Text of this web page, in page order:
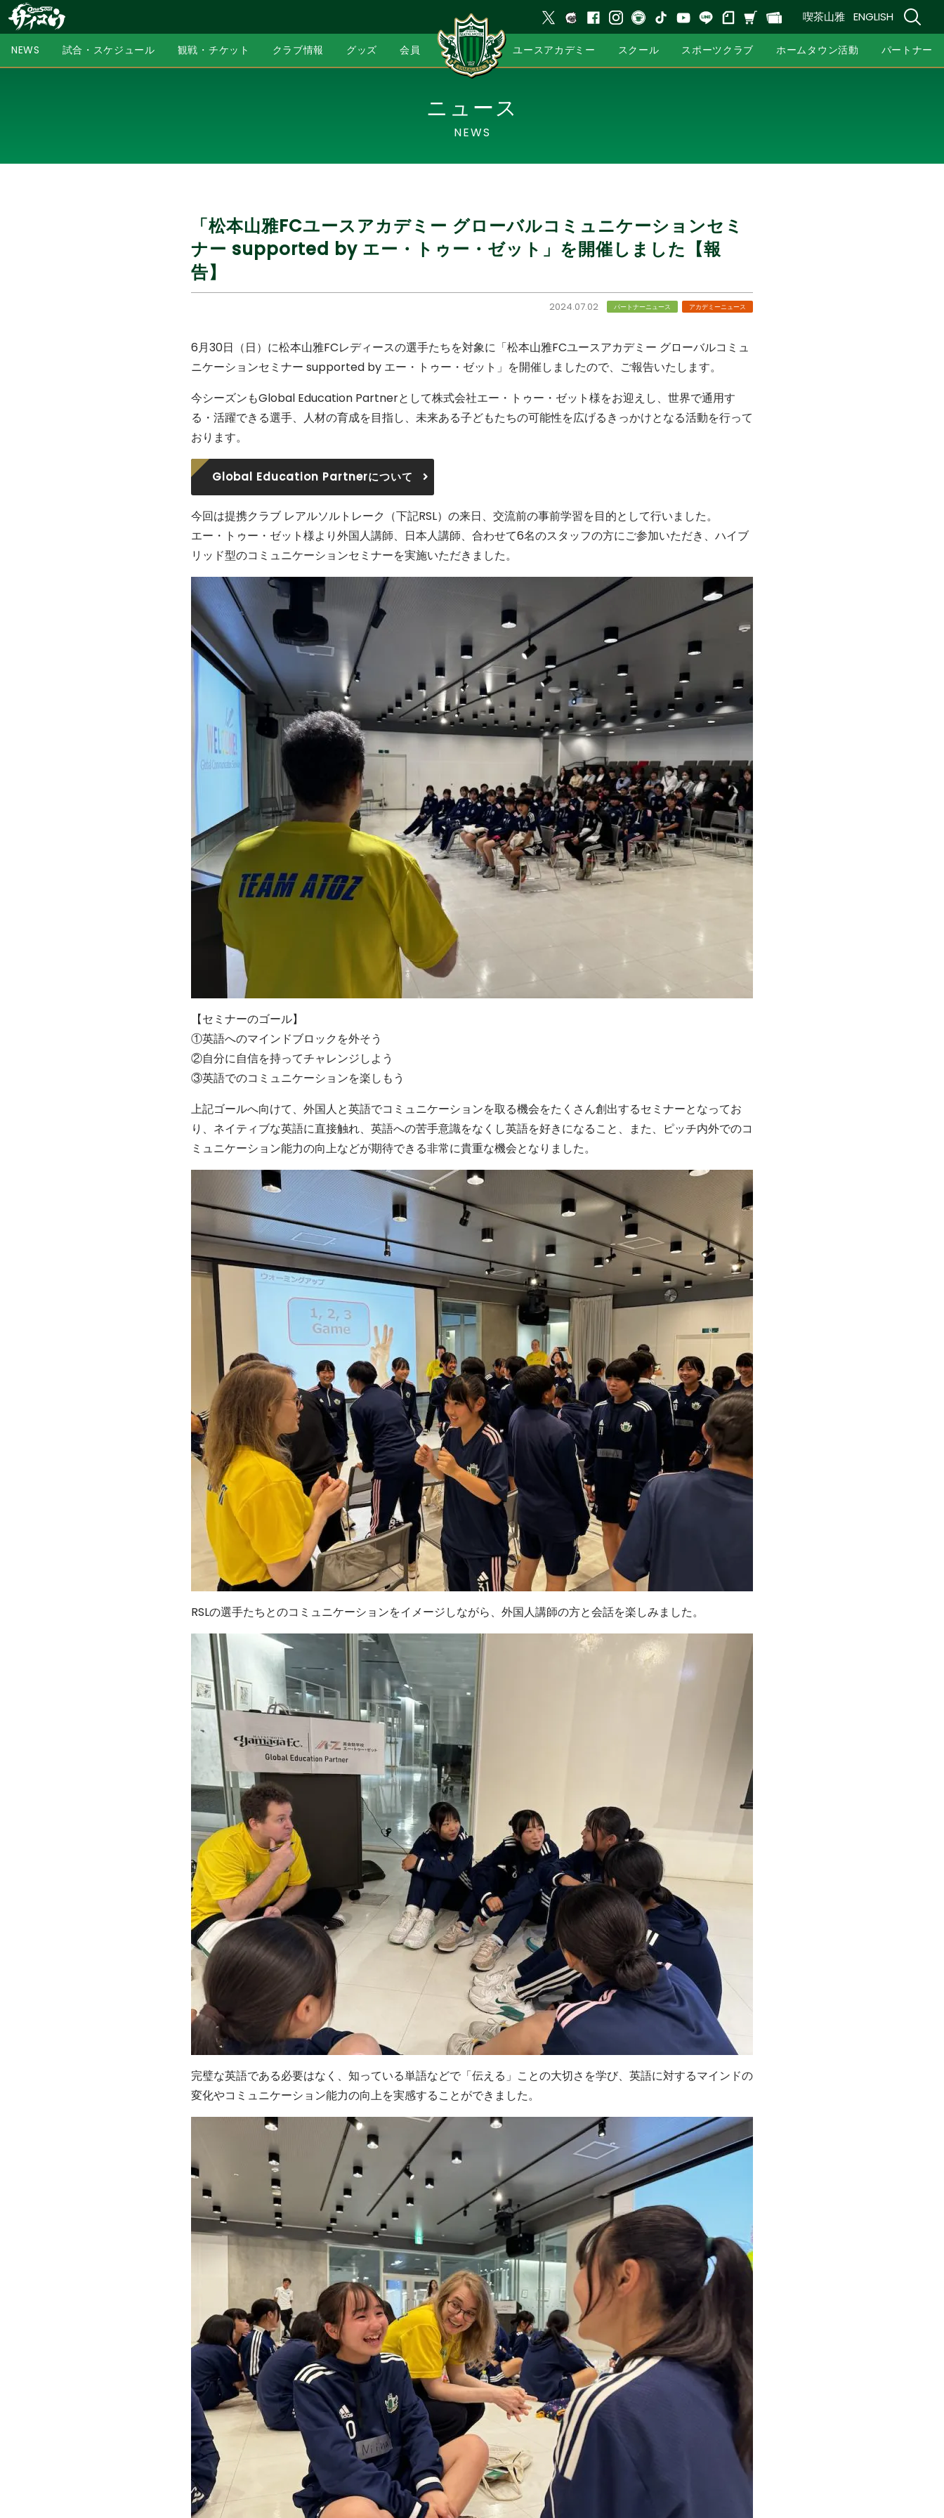
喫茶山雅 ENGLISH
NEWS 試合・スケジュール 観戦・チケット クラブ情報 グッズ 会員 ユースアカデミー スクール スポーツクラブ ホームタウン活動 パートナー
ニュース
NEWS
「松本山雅FCユースアカデミー グローバルコミュニケーションセミ
ナー supported by エー・トゥー・ゼット」を開催しました【報
告】
2024.07.02 パートナーニュース アカデミーニュース
6月30日（日）に松本山雅FCレディースの選手たちを対象に「松本山雅FCユースアカデミー グローバルコミュ
ニケーションセミナー supported by エー・トゥー・ゼット」を開催しましたので、ご報告いたします。
今シーズンもGlobal Education Partnerとして株式会社エー・トゥー・ゼット様をお迎えし、世界で通用す
る・活躍できる選手、人材の育成を目指し、未来ある子どもたちの可能性を広げるきっかけとなる活動を行って
おります。
Global Education Partnerについて
今回は提携クラブ レアルソルトレーク（下記RSL）の来日、交流前の事前学習を目的として行いました。
エー・トゥー・ゼット様より外国人講師、日本人講師、合わせて6名のスタッフの方にご参加いただき、ハイブ
リッド型のコミュニケーションセミナーを実施いただきました。
【セミナーのゴール】
①英語へのマインドブロックを外そう
②自分に自信を持ってチャレンジしよう
③英語でのコミュニケーションを楽しもう
上記ゴールへ向けて、外国人と英語でコミュニケーションを取る機会をたくさん創出するセミナーとなってお
り、ネイティブな英語に直接触れ、英語への苦手意識をなくし英語を好きになること、また、ピッチ内外でのコ
ミュニケーション能力の向上などが期待できる非常に貴重な機会となりました。
RSLの選手たちとのコミュニケーションをイメージしながら、外国人講師の方と会話を楽しみました。
完璧な英語である必要はなく、知っている単語などで「伝える」ことの大切さを学び、英語に対するマインドの
変化やコミュニケーション能力の向上を実感することができました。